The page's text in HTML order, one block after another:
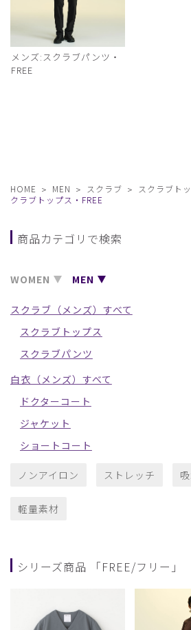
メンズ:スクラブパンツ・
FREE
HOME MEN スクラブ スクラブト
クラブトップス・FREE
商品カテゴリで検索
WOMEN MEN
スクラブ（メンズ）すべて
スクラブトップス
スクラブパンツ
白衣（メンズ）すべて
ドクターコート
ジャケット
ショートコート
ノンアイロン ストレッチ
軽量素材
シリーズ商品 「FREE/フリー」